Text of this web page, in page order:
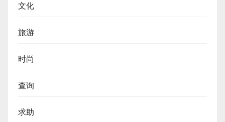
文化
旅游
时尚
查询
求助